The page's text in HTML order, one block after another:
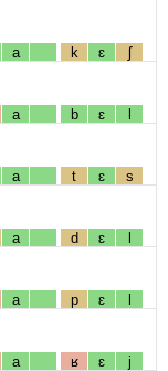
a k ɛ ʃ
a b ɛ l
a t ɛ s
a d ɛ l
a p ɛ l
a ʁ ɛ j